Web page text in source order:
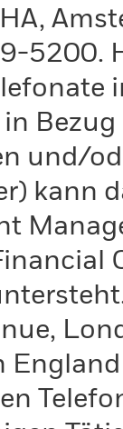
5200.
und/
kann